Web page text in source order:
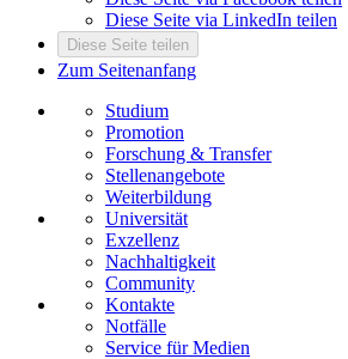
Diese Seite via LinkedIn teilen
Diese Seite teilen
Zum Seitenanfang
Studium
Promotion
Forschung & Transfer
Stellenangebote
Weiterbildung
Universität
Exzellenz
Nachhaltigkeit
Community
Kontakte
Notfälle
Service für Medien